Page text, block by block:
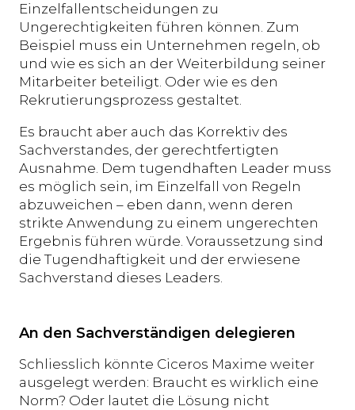
Einzelfallentscheidungen zu
Ungerechtigkeiten führen können. Zum
Beispiel muss ein Unternehmen regeln, ob
und wie es sich an der Weiterbildung seiner
Mitarbeiter beteiligt. Oder wie es den
Rekrutierungsprozess gestaltet.
Es braucht aber auch das Korrektiv des
Sachverstandes, der gerechtfertigten
Ausnahme. Dem tugendhaften Leader muss
es möglich sein, im Einzelfall von Regeln
abzuweichen – eben dann, wenn deren
strikte Anwendung zu einem ungerechten
Ergebnis führen würde. Voraussetzung sind
die Tugendhaftigkeit und der erwiesene
Sachverstand dieses Leaders.
An den Sachverständigen delegieren
Schliesslich könnte Ciceros Maxime weiter
ausgelegt werden: Braucht es wirklich eine
Norm? Oder lautet die Lösung nicht